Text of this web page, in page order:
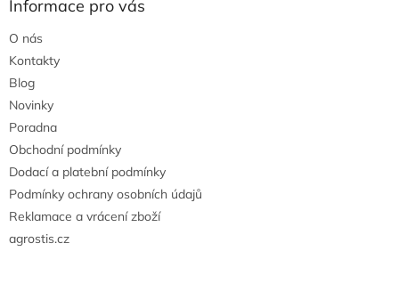
Informace pro vás
O nás
Kontakty
Blog
Novinky
Poradna
Obchodní podmínky
Dodací a platební podmínky
Podmínky ochrany osobních údajů
Reklamace a vrácení zboží
agrostis.cz